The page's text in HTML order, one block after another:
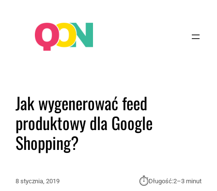
Jak wygenerować feed
produktowy dla Google
Shopping?
8 stycznia, 2019 ⏱︎Długość:2–3 minut